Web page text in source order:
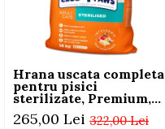
Hrana uscata completa
pentru pisici
sterilizate, Premium,
Club 4 PAWS, 14 kg
322,00 Lei
265,00 Lei